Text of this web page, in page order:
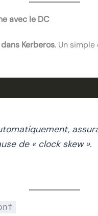
avec le DC
Kerberos. Un
de « clock skew ».